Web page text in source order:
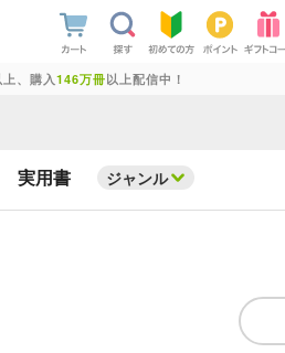
上、購入146万冊以上配信中！
実用書 ジャンル